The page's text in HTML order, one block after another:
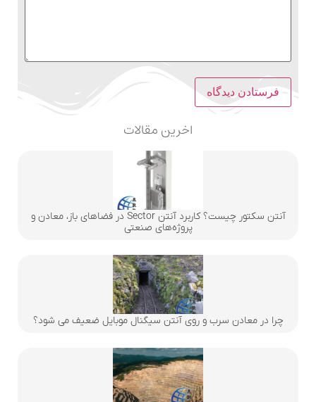
اخرین مقالات
آنتن سکتور چیست؟ کاربرد آنتن Sector در فضاهای باز، معادن و
پروژه‌های صنعتی
چرا در معادن سرب و روی آنتن سیگنال موبایل ضعیف می شود؟